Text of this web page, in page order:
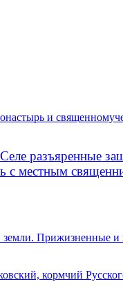
и
разъяренные
с местным
Прижизненные и
кормчий